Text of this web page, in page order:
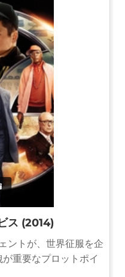
ス (2014)
ントが、世界征服を企
重要なプロットポイ